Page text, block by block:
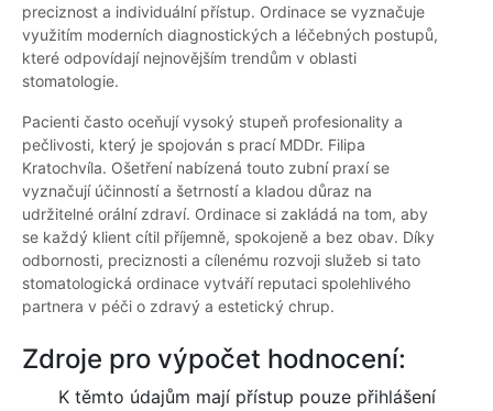
preciznost a individuální přístup. Ordinace se vyznačuje
využitím moderních diagnostických a léčebných postupů,
které odpovídají nejnovějším trendům v oblasti
stomatologie.
Pacienti často oceňují vysoký stupeň profesionality a
pečlivosti, který je spojován s prací MDDr. Filipa
Kratochvíla. Ošetření nabízená touto zubní praxí se
vyznačují účinností a šetrností a kladou důraz na
udržitelné orální zdraví. Ordinace si zakládá na tom, aby
se každý klient cítil příjemně, spokojeně a bez obav. Díky
odbornosti, preciznosti a cílenému rozvoji služeb si tato
stomatologická ordinace vytváří reputaci spolehlivého
partnera v péči o zdravý a estetický chrup.
Zdroje pro výpočet hodnocení:
K těmto údajům mají přístup pouze přihlášení